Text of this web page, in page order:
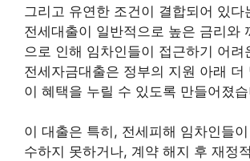
그리고 유연한 조건이 결합되어 있다
전세대출이 일반적으로 높은 금리와
으로 인해 임차인들이 접근하기 어려
전세자금대출은 정부의 지원 아래 더
이 혜택을 누릴 수 있도록 만들어졌
이 대출은 특히, 전세피해 임차인들
수하지 못하거나, 계약 해지 후 재정